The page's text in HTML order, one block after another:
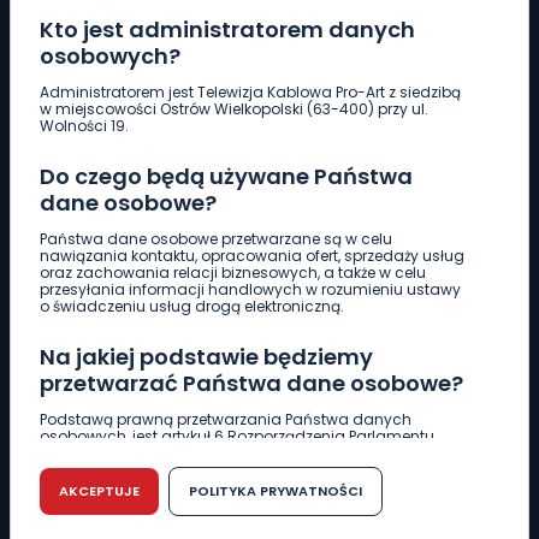
Kto jest administratorem danych
osobowych?
Administratorem jest Telewizja Kablowa Pro-Art z siedzibą
w miejscowości Ostrów Wielkopolski (63-400) przy ul.
Wolności 19.
Do czego będą używane Państwa
dane osobowe?
Państwa dane osobowe przetwarzane są w celu
nawiązania kontaktu, opracowania ofert, sprzedaży usług
oraz zachowania relacji biznesowych, a także w celu
przesyłania informacji handlowych w rozumieniu ustawy
o świadczeniu usług drogą elektroniczną.
Na jakiej podstawie będziemy
przetwarzać Państwa dane osobowe?
Podstawą prawną przetwarzania Państwa danych
osobowych, jest artykuł 6 Rozporządzenia Parlamentu
r. w sprawie ochrony osób fizycznych w związku z
przetwarzaniem danych osobowych w sprawie
swobodnego przepływu takich danych oraz uchylenia
dyrektywy 95/46/WE (RODO).
AKCEPTUJE POLITYKA PRYWATNOŚCI
Pobierz logotyp
661 997 997
REDAKCJA
62 735 22 22redakcja@wlkp24.info
DZIAŁ REKLAMY
62 735 01 85 reklama@wlkp24.info
WIADOMOŚCI
CIEKAWOSTKI